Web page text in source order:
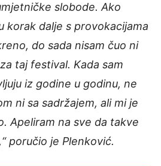
slobode. Ako
korak dalje s provokacijama
do sada nisam čuo ni
taj festival. Kada sam
iz godine u godinu, ne
ni sa sadržajem, ali mi je
Apeliram na sve da takve
poručio je Plenković.